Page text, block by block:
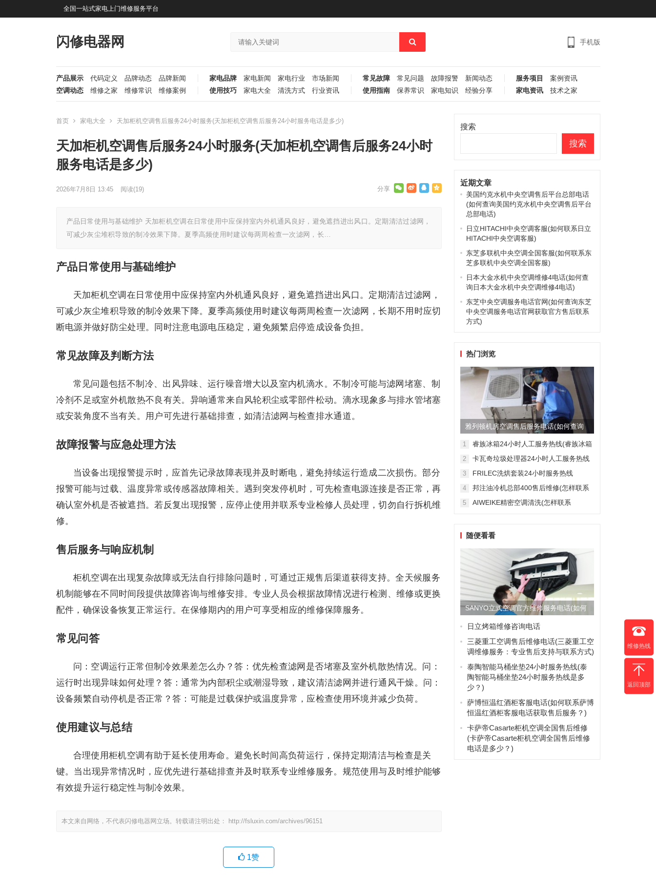
全国一站式家电上门维修服务平台
闪修电器网 手机版
产品展示 代码定义 品牌动态 品牌新闻 家电品牌 家电新闻 家电行业 市场新闻 常见故障 常见问题 故障报警 新闻动态 服务项目
案例资讯
空调动态
维修之家 维修常识 维修案例 使用技巧 家电大全 清洗方式 行业资讯 使用指南 保养常识 家电知识 经验分享 家电资讯 技术之家
首页 家电大全 天加柜机空调售后服务24小时服务(天加柜机空调售后服务24小时服务电话是多少)
天加柜机空调售后服务24小时服务(天加柜机空调售后服务24小时
服务电话是多少)
2026年7月8日 13:45 阅读(19)
产品日常使用与基础维护 天加柜机空调在日常使用中应保持室内外机通风良好，避免遮挡进出风口。定期清洁过滤网，
可减少灰尘堆积导致的制冷效果下降。夏季高频使用时建议每两周检查一次滤网，长…
产品日常使用与基础维护
天加柜机空调在日常使用中应保持室内外机通风良好，避免遮挡进出风口。定期清洁过滤网，
可减少灰尘堆积导致的制冷效果下降。夏季高频使用时建议每两周检查一次滤网，长期不用时应切
断电源并做好防尘处理。同时注意电源电压稳定，避免频繁启停造成设备负担。
常见故障及判断方法
常见问题包括不制冷、出风异味、运行噪音增大以及室内机滴水。不制冷可能与滤网堵塞、制
冷剂不足或室外机散热不良有关。异响通常来自风轮积尘或零部件松动。滴水现象多与排水管堵塞
或安装角度不当有关。用户可先进行基础排查，如清洁滤网与检查排水通道。
故障报警与应急处理方法
当设备出现报警提示时，应首先记录故障表现并及时断电，避免持续运行造成二次损伤。部分
报警可能与过载、温度异常或传感器故障相关。遇到突发停机时，可先检查电源连接是否正常，再
确认室外机是否被遮挡。若反复出现报警，应停止使用并联系专业检修人员处理，切勿自行拆机维
修。
售后服务与响应机制
柜机空调在出现复杂故障或无法自行排除问题时，可通过正规售后渠道获得支持。全天候服务
机制能够在不同时间段提供故障咨询与维修安排。专业人员会根据故障情况进行检测、维修或更换
配件，确保设备恢复正常运行。在保修期内的用户可享受相应的维修保障服务。
常见问答
问：空调运行正常但制冷效果差怎么办？答：优先检查滤网是否堵塞及室外机散热情况。问：
运行时出现异味如何处理？答：通常为内部积尘或潮湿导致，建议清洁滤网并进行通风干燥。问：
设备频繁自动停机是否正常？答：可能是过载保护或温度异常，应检查使用环境并减少负荷。
使用建议与总结
合理使用柜机空调有助于延长使用寿命。避免长时间高负荷运行，保持定期清洁与检查是关
键。当出现异常情况时，应优先进行基础排查并及时联系专业维修服务。规范使用与及时维护能够
有效提升运行稳定性与制冷效果。
本文来自网络，不代表闪修电器网立场。转载请注明出处： http://fsluxin.com/archives/96151
1赞
搜索
搜索
近期文章
美国约克水机中央空调售后平台总部电话
(如何查询美国约克水机中央空调售后平台
总部电话)
日立HITACHI中央空调客服(如何联系日立
HITACHI中央空调客服)
东芝多联机中央空调全国客服(如何联系东
芝多联机中央空调全国客服)
日本大金水机中央空调维修4电话(如何查
询日本大金水机中央空调维修4电话)
东芝中央空调服务电话官网(如何查询东芝
中央空调服务电话官网获取官方售后联系
方式)
热门浏览
雅列顿机房空调售后服务电话(如何查询
雅列顿机房空调售后服务电...
1
睿族冰箱24小时人工服务热线(睿族冰箱
2
卡瓦奇垃圾处理器24小时人工服务热线
是多少？)
3
FRILEC洗烘套装24小时服务热线
少？)
4
邦注油冷机总部400售后维修(怎样联系
5
AIWEIKE精密空调清洗(怎样联系
随便看看
SANYO立式空调官方维修服务电话(如何
联系SANYO立式空...
日立烤箱维修咨询电话
三菱重工空调售后维修电话(三菱重工空
调维修服务：专业售后支持与联系方式)
泰陶智能马桶坐垫24小时服务热线(泰
陶智能马桶坐垫24小时服务热线是多
少？)
萨博恒温红酒柜客服电话(如何联系萨博
恒温红酒柜客服电话获取售后服务？)
卡萨帝Casarte柜机空调全国售后维修
(卡萨帝Casarte柜机空调全国售后维修
电话是多少？)
维修热线
返回顶部